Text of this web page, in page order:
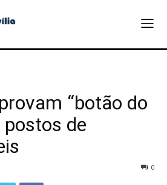
“botão do
postos de
0